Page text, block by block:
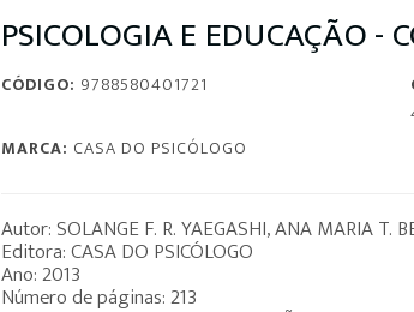
PSICOLOGIA E EDUCAÇÃO -
CÓDIGO: 9788580401721
MARCA: CASA DO PSICÓLOGO
Autor: SOLANGE F. R. YAEGASHI, ANA MARIA T.
Editora: CASA DO PSICÓLOGO
Ano: 2013
Número de páginas: 213